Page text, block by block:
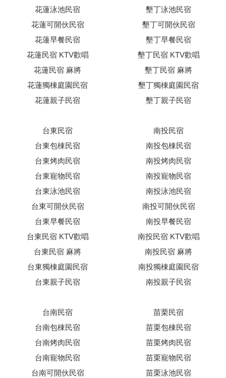
花蓮泳池民宿
花蓮可開伙民宿
花蓮早餐民宿
花蓮民宿 KTV歡唱
花蓮民宿 麻將
花蓮獨棟庭園民宿
花蓮親子民宿
墾丁泳池民宿
墾丁可開伙民宿
墾丁早餐民宿
墾丁民宿 KTV歡唱
墾丁民宿 麻將
墾丁獨棟庭園民宿
墾丁親子民宿
台東民宿
台東包棟民宿
台東烤肉民宿
台東寵物民宿
台東泳池民宿
台東可開伙民宿
台東早餐民宿
台東民宿 KTV歡唱
台東民宿 麻將
台東獨棟庭園民宿
台東親子民宿
南投民宿
南投包棟民宿
南投烤肉民宿
南投寵物民宿
南投泳池民宿
南投可開伙民宿
南投早餐民宿
南投民宿 KTV歡唱
南投民宿 麻將
南投獨棟庭園民宿
南投親子民宿
台南民宿
台南包棟民宿
台南烤肉民宿
台南寵物民宿
台南可開伙民宿
苗栗民宿
苗栗包棟民宿
苗栗烤肉民宿
苗栗寵物民宿
苗栗泳池民宿